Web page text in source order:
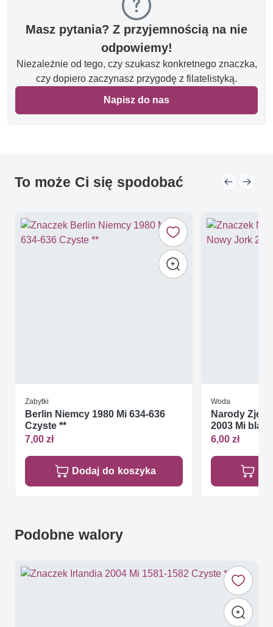
Masz pytania? Z przyjemnością na nie
odpowiemy!
Niezależnie od tego, czy szukasz konkretnego znaczka,
czy dopiero zaczynasz przygodę z filatelistyką.
Napisz do nas
To może Ci się spodobać
Zabytki
Berlin Niemcy 1980 Mi 634-636
Czyste **
7,00 zł
Dodaj do koszyka
Woda
Narody
2003 Mi blatt
6,00 zł
Podobne walory